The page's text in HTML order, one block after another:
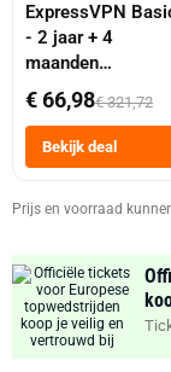
ExpressVPN
- 2 jaar + 4
maanden
abonnement
€ 66,98€ 321,72
Bekijk deal
Prijs en voorraad